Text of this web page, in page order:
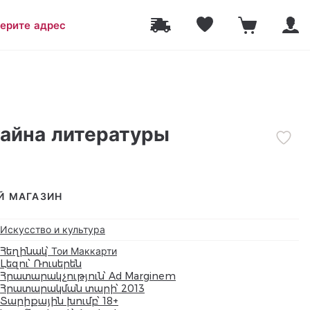
адрес
литературы
МАГАЗИН
Искусство и культура
Հեղինակ՝ Тои Маккарти
Լեզու՝ Ռուսերեն
Հրատարակչություն՝ Ad Marginem
Հրատարակման տարի՝ 2013
Տարիքային խումբ՝ 18+